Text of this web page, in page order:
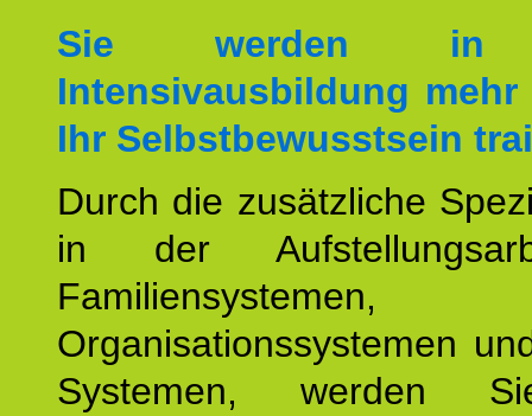
Sie werden in
Intensivausbildung
Ihr Selbstbewusstsein
Durch die zusätzliche
in der
Familiensystemen,
Organisationssystemen
Systemen, werden